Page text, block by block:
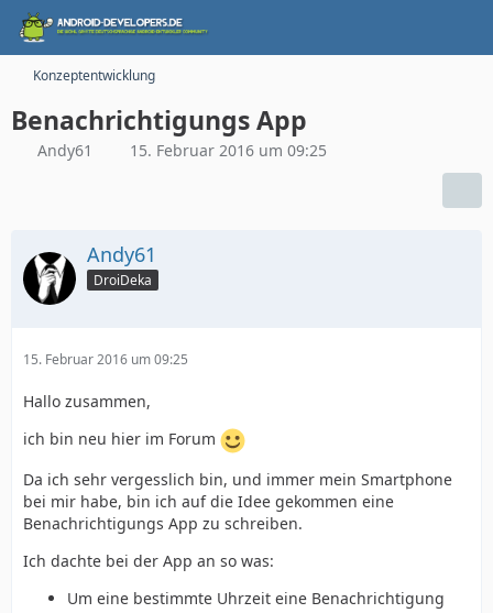
Konzeptentwicklung
Benachrichtigungs App
Andy61 15. Februar 2016 um 09:25
Andy61
DroiDeka
15. Februar 2016 um 09:25
Hallo zusammen,
ich bin neu hier im Forum
Da ich sehr vergesslich bin, und immer mein Smartphone
bei mir habe, bin ich auf die Idee gekommen eine
Benachrichtigungs App zu schreiben.
Ich dachte bei der App an so was:
Um eine bestimmte Uhrzeit eine Benachrichtigung